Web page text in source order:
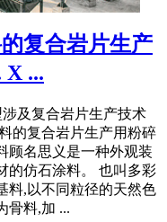
复合岩片生产
X ...
及复合岩片生产技术
的复合岩片生产用粉碎
顾名思义是一种外观装
的仿石涂料。 也叫多彩
料,以不同粒径的天然色
骨料,加 ...